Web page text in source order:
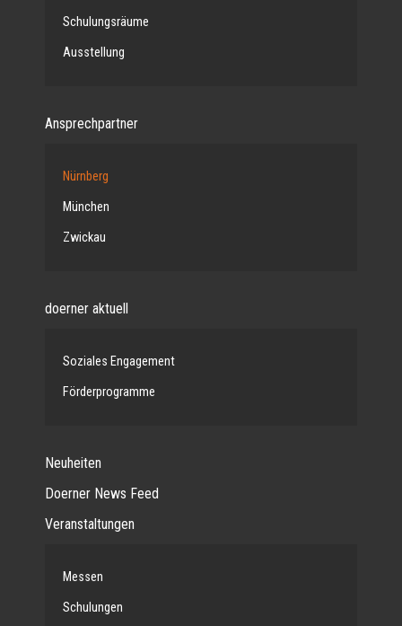
Schulungsräume
Ausstellung
Ansprechpartner
Nürnberg
München
Zwickau
doerner aktuell
Soziales Engagement
Förderprogramme
Neuheiten
Doerner News Feed
Veranstaltungen
Messen
Schulungen